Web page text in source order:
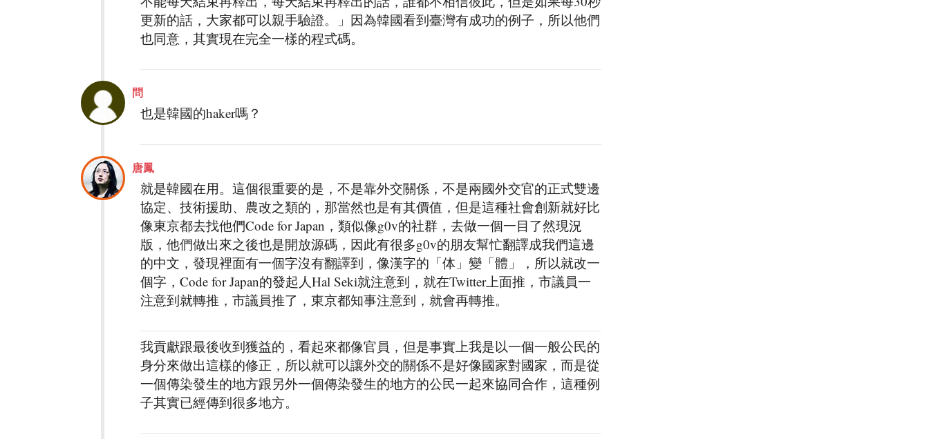
更新的話，大家都可以親手驗證。」因為韓國看到臺灣有成功的例子，所以他們
也同意，其實現在完全一樣的程式碼。
問
也是韓國的haker嗎？
唐鳳
就是韓國在用。這個很重要的是，不是靠外交關係，不是兩國外交官的正式雙邊
協定、技術援助、農改之類的，那當然也是有其價值，但是這種社會創新就好比
像東京都去找他們Code for Japan，類似像g0v的社群，去做一個一目了然現況
版，他們做出來之後也是開放源碼，因此有很多g0v的朋友幫忙翻譯成我們這邊
的中文，發現裡面有一個字沒有翻譯到，像漢字的「体」變「體」，所以就改一
個字，Code for Japan的發起人Hal Seki就注意到，就在Twitter上面推，市議員一
注意到就轉推，市議員推了，東京都知事注意到，就會再轉推。
我貢獻跟最後收到獲益的，看起來都像官員，但是事實上我是以一個一般公民的
身分來做出這樣的修正，所以就可以讓外交的關係不是好像國家對國家，而是從
一個傳染發生的地方跟另外一個傳染發生的地方的公民一起來協同合作，這種例
子其實已經傳到很多地方。